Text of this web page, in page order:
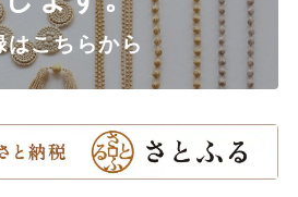
はこちらから